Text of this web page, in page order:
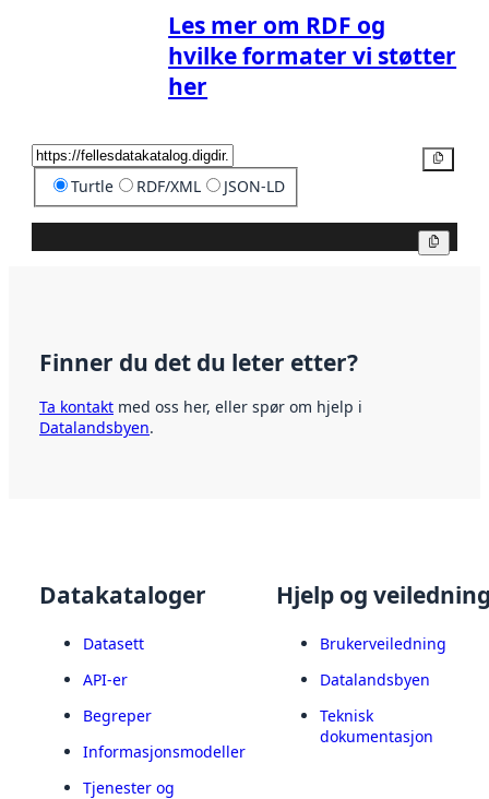
Les mer om RDF og
hvilke formater vi støtter
her
Turtle RDF/XML JSON-LD
Finner du det du leter etter?
Ta kontakt med oss her, eller spør om hjelp i
Datalandsbyen.
Datakataloger
Datasett
API-er
Begreper
Informasjonsmodeller
Tjenester og
Hjelp og
Brukerveiledning
Datalandsbyen
Teknisk
dokumentasjon